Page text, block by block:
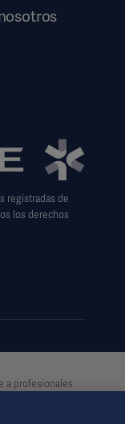
sitio web
registradas de
los derechos
a profesionales
no es